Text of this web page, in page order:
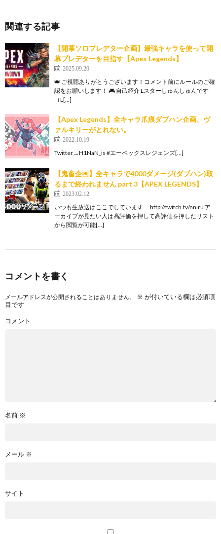
関連する記事
【開幕ソロプレデター企画】最強キャラを使って開
幕プレデターを目指す【Apex Legends】
2025.09.20
👑 ご視聴ありがとうございます！コメント前にルールのご確
認をお願いします！ 🎮 自己紹介 Lスターしゅんしゅんです
（L[…]
【Apex Legends】全キャラ爪痕ダブハン企画、ヴ
ァルキリーがとれない。
2022.10.19
Twitter→H1NaN_is #エーペックスレジェンズ[…]
【鬼畜企画】全キャラで4000ダメージ(ダブハン)取
るまで終われません part 3【APEX LEGENDS】
2023.02.12
いつも生放送はここでしています http://twitch.tv/nniru ア
ーカイブが見たい人は高評価を押して高評価を押したリスト
から閲覧が可能[…]
コメントを書く
メールアドレスが公開されることはありません。 ※ が付いている欄は必須項
目です
コメント
名前 ※
メール ※
サイト